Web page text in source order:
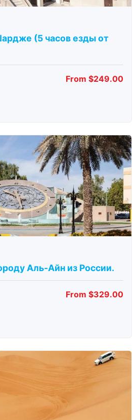
(5 часов езды от
From $249.00
Аль-Айн из России.
From $329.00